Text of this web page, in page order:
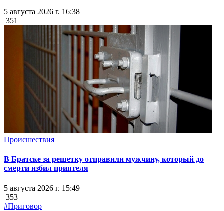
5 августа 2026 г. 16:38
351
Происшествия
В Братске за решетку отправили мужчину, который до
смерти избил приятеля
5 августа 2026 г. 15:49
353
#Приговор